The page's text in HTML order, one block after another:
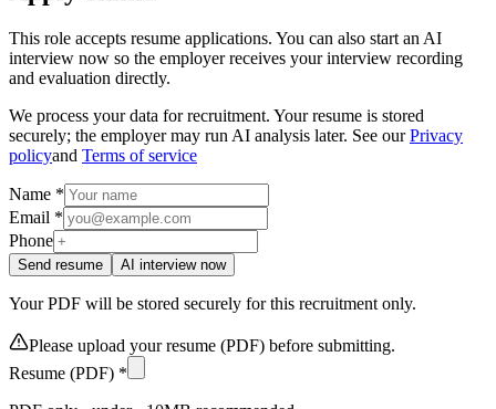
This role accepts resume applications. You can also start an AI
interview now so the employer receives your interview recording
and evaluation directly.
We process your data for recruitment. Your resume is stored
securely; the employer may run AI analysis later. See our Privacy
policyand Terms of service
Name *
Email *
Phone
Send resume AI interview now
Your PDF will be stored securely for this recruitment only.
Please upload your resume (PDF) before submitting.
Resume (PDF) *